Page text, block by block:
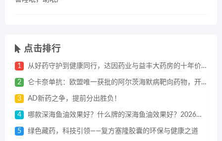
点击排行
1 从好药守护到健康同行，达因药业与益丰大药房的十年价值共振
2 仑卡奈单抗：欧盟唯一获批的阿尔茨海默病靶向药物，开启对因治疗新纪元
3 AD新药之争，提前分出胜负！
4 哪款深海鱼油效果好？什么牌的深海鱼油效果好？2026年度这十个品牌闭眼选，根本错不了！
5 绿色藏药，科技引领——复方塞隆胶囊的环保与健康之道